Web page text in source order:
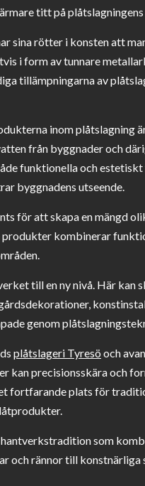
titt på
sina rötter i konsten att
i form av tunnare
tillämpningarna av
inom plåtslagning
från byggnader och
funktionella och
byggnadens utseende.
för att skapa en mängd
kombinerar
till en ny nivå. Här kan
genom
plåtslageri Tyresö och
kan precisionsskära och
fortfarande plats för
som
och rännor till